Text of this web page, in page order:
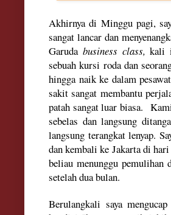
Akhirnya di Minggu pagi,
sangat lancar dan
Garuda business class, kali
sebuah kursi roda dan
hingga naik ke dalam
sakit sangat membantu
patah sangat luar biasa.
sebelas dan langsung
langsung terangkat lenyap.
dan kembali ke Jakarta di
beliau menunggu pemulihan
setelah dua bulan.
Berulangkali saya